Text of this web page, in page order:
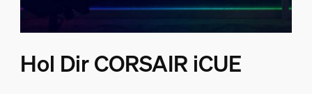
Hol Dir CORSAIR iCUE